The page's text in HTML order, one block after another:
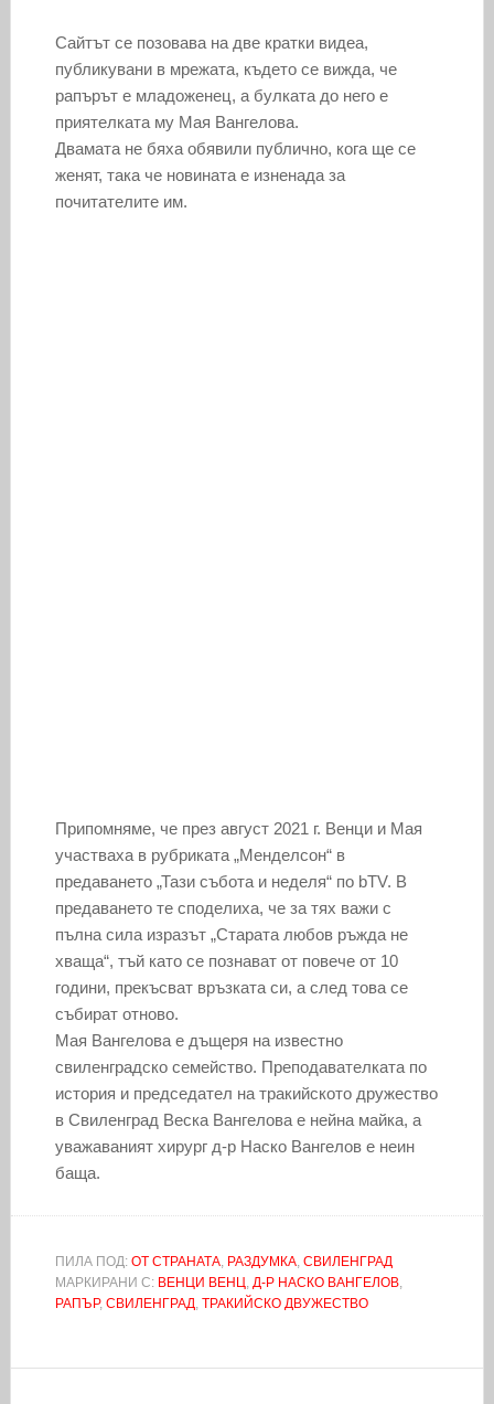
Сайтът се позовава на две кратки видеа,
публикувани в мрежата, където се вижда, че
рапърът е младоженец, а булката до него е
приятелката му Мая Вангелова.
Двамата не бяха обявили публично, кога ще се
женят, така че новината е изненада за
почитателите им.
Припомняме, че през август 2021 г. Венци и Мая
участваха в рубриката „Менделсон“ в
предаването „Тази събота и неделя“ по bTV. В
предаването те споделиха, че за тях важи с
пълна сила изразът „Старата любов ръжда не
хваща“, тъй като се познават от повече от 10
години, прекъсват връзката си, а след това се
събират отново.
Мая Вангелова е дъщеря на известно
свиленградско семейство. Преподавателката по
история и председател на тракийското дружество
в Свиленград Веска Вангелова е нейна майка, а
уважаваният хирург д-р Наско Вангелов е неин
баща.
ПИЛА ПОД: ОТ СТРАНАТА, РАЗДУМКА, СВИЛЕНГРАД
МАРКИРАНИ С: ВЕНЦИ ВЕНЦ Д-Р НАСКО ВАНГЕЛОВ,
РАПЪР, СВИЛЕНГРАД ТРАКИЙСКО ДВУЖЕСТВО